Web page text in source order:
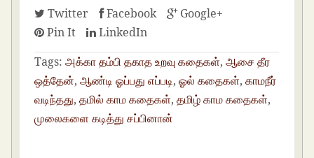
Twitter Facebook
Google+
Pin It
LinkedIn
Tags: அக்கா தம்பி தகாத உறவு கதைகள்,ஆசை தீர
ஒத்தேன்,ஆண்டி ஓப்பது எப்படி,ஓல் கதைகள்,காமநீர்
வடிந்தது,தமில் காம கதைகள்,தமிழ் காம கதைகள்,
முலைகளை கடித்து சப்பினான்